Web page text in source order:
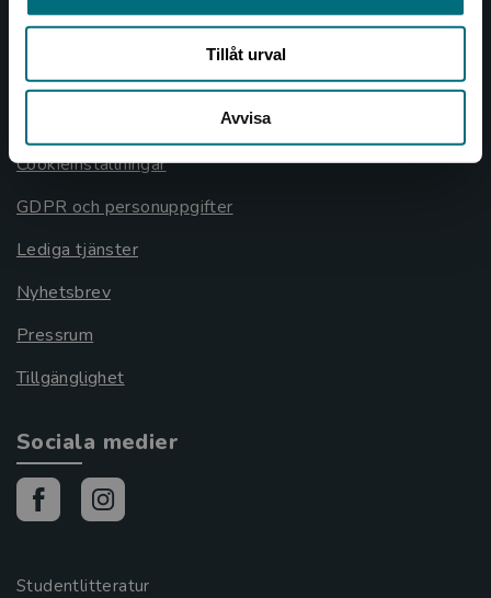
Tillåt urval
Avvisa
Allmänna länkar
Om oss
Cookieinställningar
GDPR och personuppgifter
Lediga tjänster
Nyhetsbrev
Pressrum
Tillgänglighet
Sociala medier
Studentlitteratur